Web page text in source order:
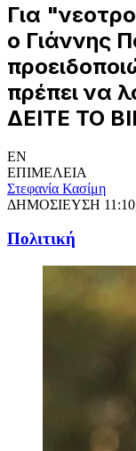
Για
ο Γιάννης
πρέπει να
ΔΕΙΤΕ ΤΟ
EN
ΕΠΙΜΕΛΕΙΑ
Στεφανία Κασίμη
ΔΗΜΟΣΙΕΥΣΗ
Πολιτική